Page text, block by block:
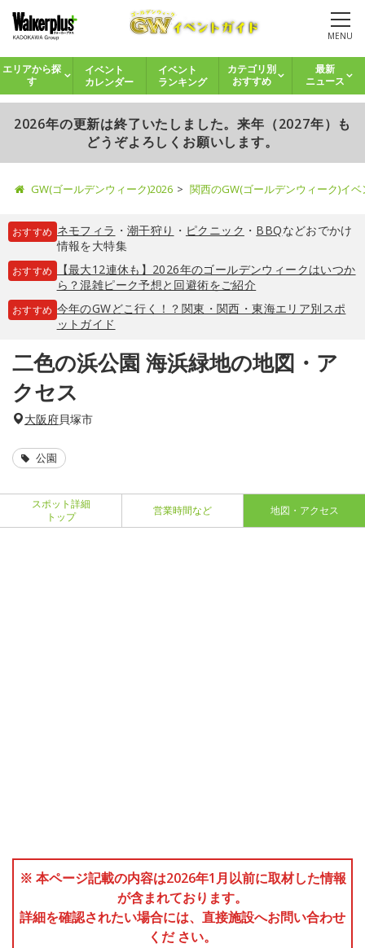
MENU
エリアから探
す
イベント
カレンダー
イベント
ランキング
カテゴリ別
おすすめ
最新
ニュース
2026年の更新は終了いたしました。来年（2027年）も
どうぞよろしくお願いします。
GW(ゴールデンウィーク)2026 関西のGW(ゴールデンウィーク)イ
おすすめ ネモフィラ ・ 潮干狩り ・ ピクニック ・ BBQなどおでかけ
情報を大特集
おすすめ
【最大12連休も】2026年のゴールデンウィークはいつか
ら？混雑ピーク予想と回避術をご紹介
おすすめ 今年のGWどこ行く！？関東・関西・東海エリア別スポ
ットガイド
二色の浜公園 海浜緑地の地図・ア
クセス
大阪府貝塚市
公園
スポット詳細
トップ
営業時間など 地図・アクセス
※ 本ページ記載の内容は2026年1月以前に取材した情報
が含まれております。
詳細を確認されたい場合には、直接施設へお問い合わせ
くだ さい。